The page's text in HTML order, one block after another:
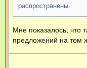
распространены
Мне показалось, что
предложений на том